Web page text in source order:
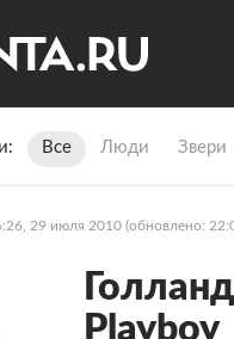
Все Люди Звери
29 июля 2010 (обновлено:
Playboy